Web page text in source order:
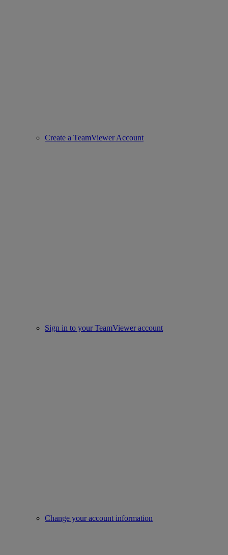
Create a TeamViewer Account
Sign in to your TeamViewer account
Change your account information